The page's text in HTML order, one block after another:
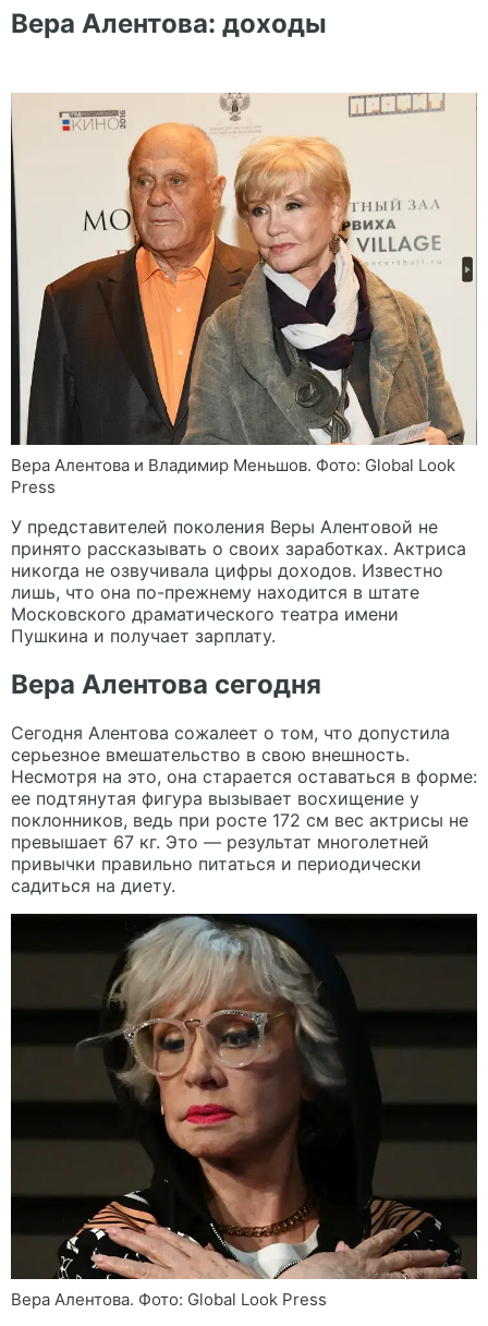
Вера Алентова: доходы
Вера Алентова и Владимир Меньшов. Фото: Global Look
Press
У представителей поколения Веры Алентовой не
принято рассказывать о своих заработках. Актриса
никогда не озвучивала цифры доходов. Известно
лишь, что она по-прежнему находится в штате
Московского драматического театра имени
Пушкина и получает зарплату.
Вера Алентова сегодня
Сегодня Алентова сожалеет о том, что допустила
серьезное вмешательство в свою внешность.
Несмотря на это, она старается оставаться в форме:
ее подтянутая фигура вызывает восхищение у
поклонников, ведь при росте 172 см вес актрисы не
превышает 67 кг. Это — результат многолетней
привычки правильно питаться и периодически
садиться на диету.
Вера Алентова. Фото: Global Look Press